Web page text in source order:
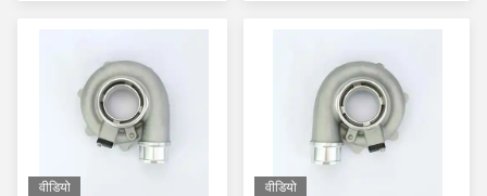
वीडियो वीडियो